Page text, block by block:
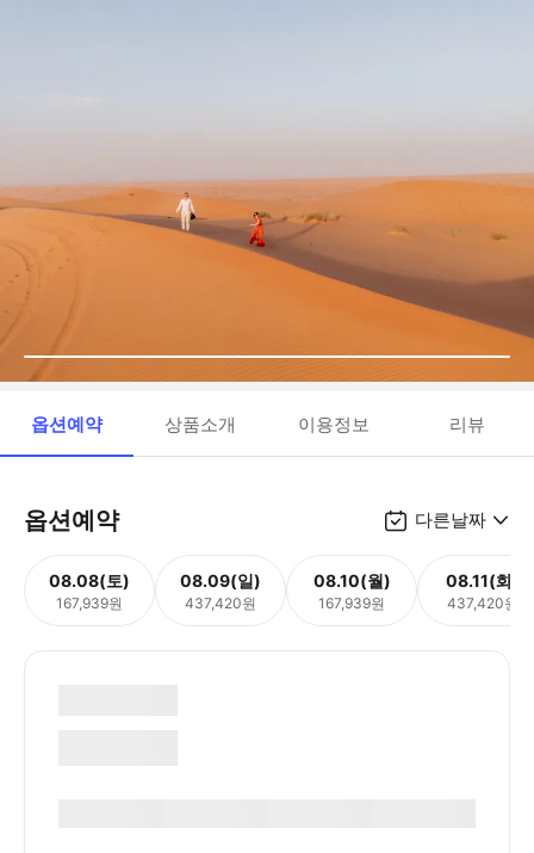
옵션예약 상품소개 이용정보 리뷰
옵션예약 다른날짜
08.08(토)
167,939원
08.09(일)
437,420원
08.10(월)
167,939원
08.11(화)
437,420원